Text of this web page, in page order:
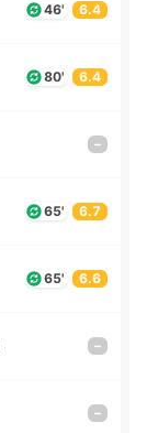
46' 6.4
80' 6.4
–
65' 6.7
65' 6.6
–
–